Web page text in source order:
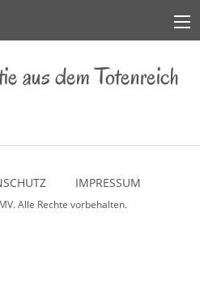
aus dem Totenreich
IMPRESSUM
. Alle Rechte vorbehalten.